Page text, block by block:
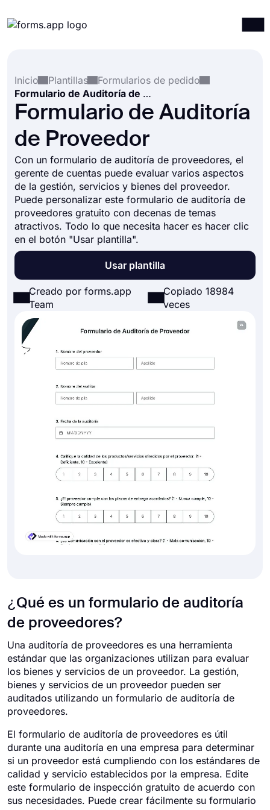
Integraciones
Plantillas
Recursos
Inicio
Plantillas
Formularios de pedido
Formulario de Auditoría de Proveedor
Formulario de Auditoría
de Proveedor
Con un formulario de auditoría de proveedores, el
gerente de cuentas puede evaluar varios aspectos
de la gestión, servicios y bienes del proveedor.
Puede personalizar este formulario de auditoría de
proveedores gratuito con decenas de temas
atractivos. Todo lo que necesita hacer es hacer clic
en el botón "Usar plantilla".
Usar plantilla
Creado por forms.app
Team
Copiado 18984
veces
¿Qué es un formulario de auditoría
de proveedores?
Una auditoría de proveedores es una herramienta
estándar que las organizaciones utilizan para evaluar
los bienes y servicios de un proveedor. La gestión,
bienes y servicios de un proveedor pueden ser
auditados utilizando un formulario de auditoría de
proveedores.
El formulario de auditoría de proveedores es útil
durante una auditoría en una empresa para determinar
si un proveedor está cumpliendo con los estándares de
calidad y servicio establecidos por la empresa. Edite
este formulario de inspección gratuito de acuerdo con
sus necesidades. Puede crear fácilmente su formulario